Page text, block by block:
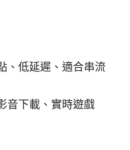
、低延遲、適合串流
音下載、實時遊戲